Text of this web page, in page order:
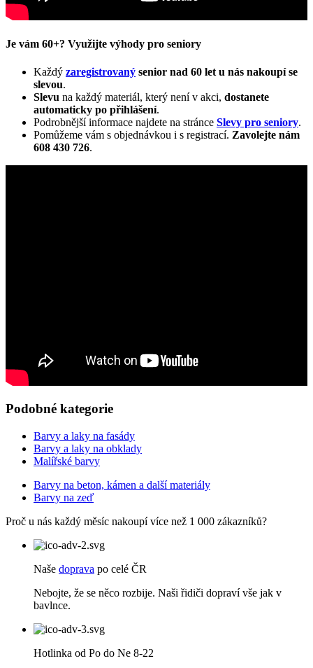
Je vám 60+? Využijte výhody pro seniory
Každý zaregistrovaný senior nad 60 let u nás nakoupí se
slevou.
Slevu na každý materiál, který není v akci, dostanete
automaticky po přihlášení.
Podrobnější informace najdete na stránce Slevy pro seniory.
Pomůžeme vám s objednávkou i s registrací. Zavolejte nám
608 430 726.
Podobné kategorie
Barvy a laky na fasády
Barvy a laky na obklady
Malířské barvy
Barvy na beton, kámen a další materiály
Barvy na zeď
Proč u nás každý měsíc nakoupí více než 1 000 zákazníků?
Naše doprava po celé ČR
Nebojte, že se něco rozbije. Naši řidiči dopraví vše jak v
bavlnce.
Hotlinka od Po do Ne 8-22